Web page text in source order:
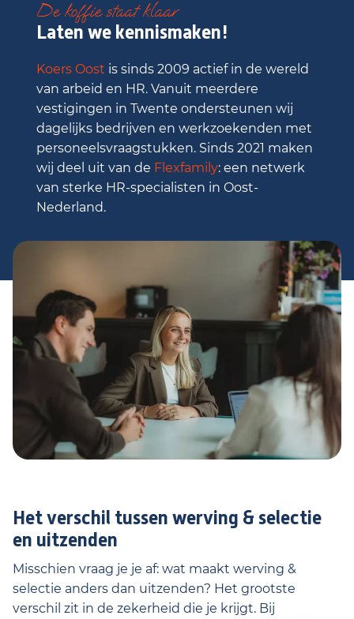
De koffie staat klaar
Laten we kennismaken!
Koers Oost is sinds 2009 actief in de wereld
van arbeid en HR. Vanuit meerdere
vestigingen in Twente ondersteunen wij
dagelijks bedrijven en werkzoekenden met
personeelsvraagstukken. Sinds 2021 maken
wij deel uit van de Flexfamily: een netwerk
van sterke HR-specialisten in Oost-
Nederland.
Het verschil tussen werving & selectie
en uitzenden
Misschien vraag je je af: wat maakt werving &
selectie anders dan uitzenden? Het grootste
verschil zit in de zekerheid die je krijgt. Bij